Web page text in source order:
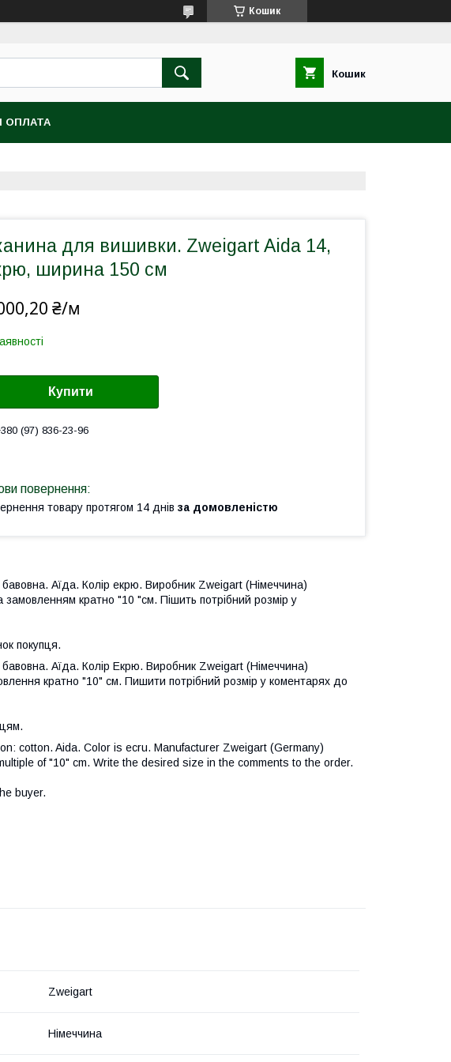
Кошик
Кошик
ОПЛАТА
для вишивки. Zweigart Aida 14,
ширина 150 см
₴/м
Купити
(97) 836-23-96
товару протягом 14 днів за домовленістю
Аїда. Колір екрю. Виробник Zweigart (Німеччина)
замовленням кратно "10 "см. Пішить потрібний розмір у
покупця.
Аїда. Колір Екрю. Виробник Zweigart (Німеччина)
кратно "10" см. Пишити потрібний розмір у коментарях до
cotton. Aida. Color is ecru. Manufacturer Zweigart (Germany)
of "10" cm. Write the desired size in the comments to the order.
buyer.
Zweigart
Німеччина